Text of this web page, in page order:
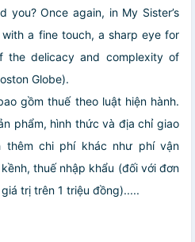
you? Once again, in My Sister’s
with a fine touch, a sharp eye for
the delicacy and complexity of
Globe).
gồm thuế theo luật hiện hành.
phẩm, hình thức và địa chỉ giao
thêm chi phí khác như phí vận
thuế nhập khẩu (đối với đơn
trị trên 1 triệu đồng).....